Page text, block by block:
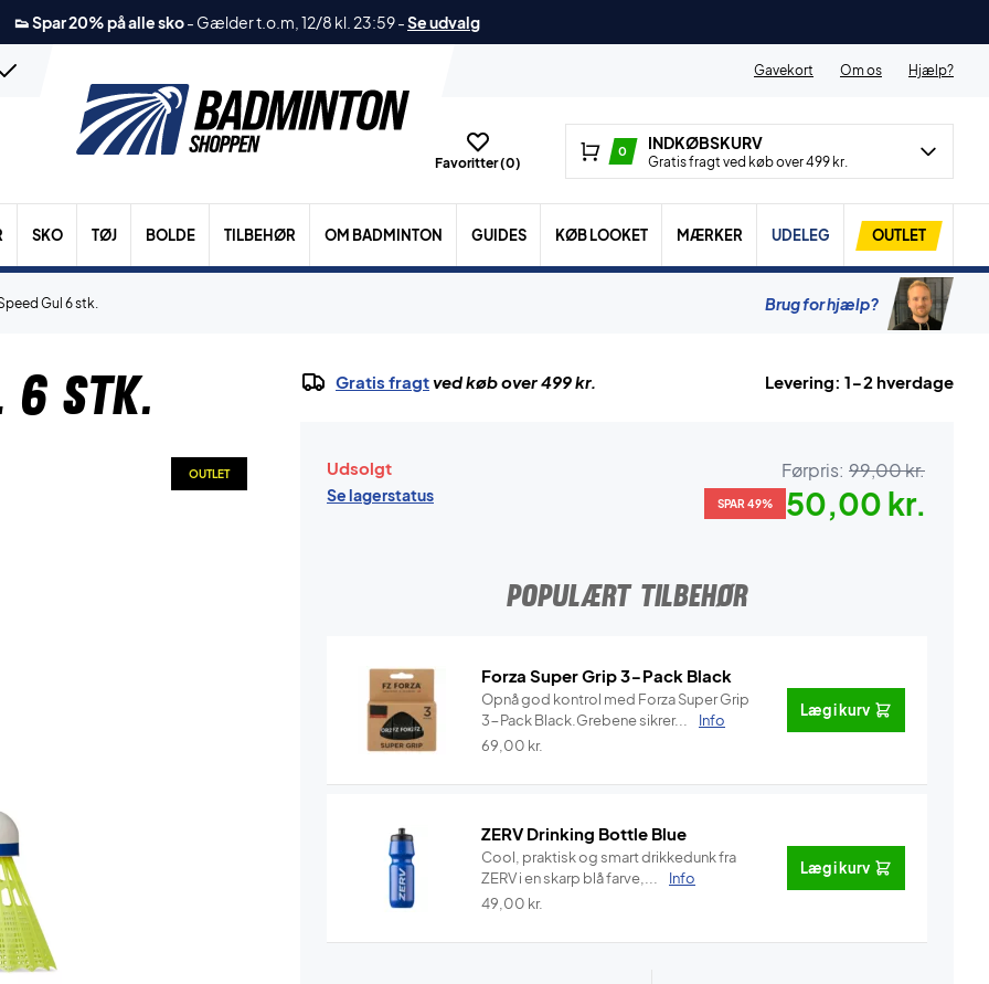
👟 Spar 20% på alle sko- Gælder t.o.m, 12/8 kl. 23:59-Se udvalg
Gavekort Om os Hjælp?
Favoritter (0)
0 INDKØBSKURV
Gratis fragt ved køb over 499 kr.
SKO TØJ BOLDE TILBEHØR OM BADMINTON GUIDES KØB LOOKET MÆRKER UDELEG OUTLET
Gul 6 stk. Brug for hjælp?
6 stk.
OUTLET
Gratis fragtved køb over 499 kr. Levering: 1-2 hverdage
Udsolgt
Se lagerstatus
Førpris: 99,00 kr.
SPAR 49% 50,00 kr.
POPULÆRT TILBEHØR
Forza Super Grip 3-Pack Black
Opnå god kontrol med Forza Super Grip
3-Pack Black.Grebene sikrer...
Info
69,00 kr.
Læg i kurv
ZERV Drinking Bottle Blue
Cool, praktisk og smart drikkedunk fra
ZERV i en skarp blå farve,...
Info
49,00 kr.
Læg i kurv